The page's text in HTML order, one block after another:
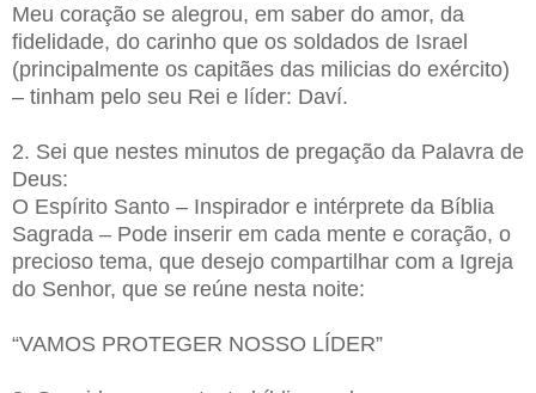
Meu coração se alegrou, em saber do amor, da
fidelidade, do carinho que os soldados de Israel
(principalmente os capitães das milicias do exército)
– tinham pelo seu Rei e líder: Daví.
2. Sei que nestes minutos de pregação da Palavra de
Deus:
O Espírito Santo – Inspirador e intérprete da Bíblia
Sagrada – Pode inserir em cada mente e coração, o
precioso tema, que desejo compartilhar com a Igreja
do Senhor, que se reúne nesta noite:
“VAMOS PROTEGER NOSSO LÍDER”